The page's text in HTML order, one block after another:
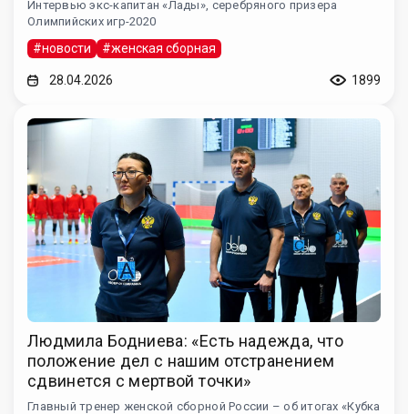
Интервью экс-капитан «Лады», серебряного призера
Олимпийских игр-2020
#новости #женская сборная
28.04.2026 1899
Людмила Бодниева: «Есть надежда, что
положение дел с нашим отстранением
сдвинется с мертвой точки»
Главный тренер женской сборной России – об итогах «Кубка